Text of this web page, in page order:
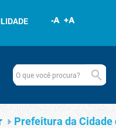
Prefeitura da Cidade